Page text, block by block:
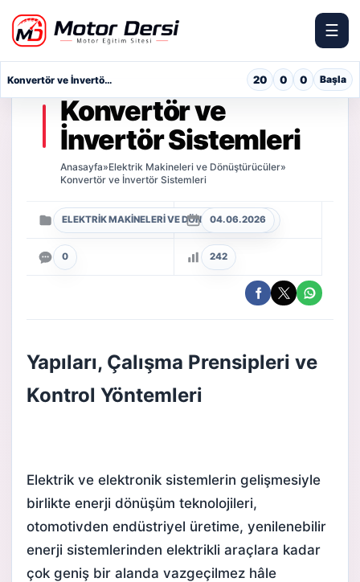
Motor Dersi
☰
Konvertör ve
İnvertör Sistemleri
Anasayfa»Elektrik Makineleri ve Dönüştürücüler»
Konvertör ve İnvertör Sistemleri
ELEKTRIK MAKINELERI VE DÖNÜŞTÜRÜCÜLER
04.06.2026
0 242
Yapıları, Çalışma Prensipleri ve
Kontrol Yöntemleri
Elektrik ve elektronik sistemlerin gelişmesiyle
birlikte enerji dönüşüm teknolojileri,
otomotivden endüstriyel üretime, yenilenebilir
enerji sistemlerinden elektrikli araçlara kadar
çok geniş bir alanda vazgeçilmez hâle
Konvertör ve İnvertör Sistemleri 20 0 0 Başla